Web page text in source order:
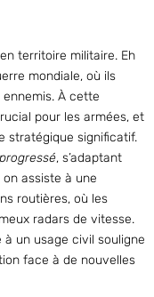
territoire militaire. Eh
mondiale, où ils
À cette
pour les armées, et
stratégique significatif.
progressé, s’adaptant
on assiste à une
routières, où les
radars de vitesse.
un usage civil souligne
face à de nouvelles